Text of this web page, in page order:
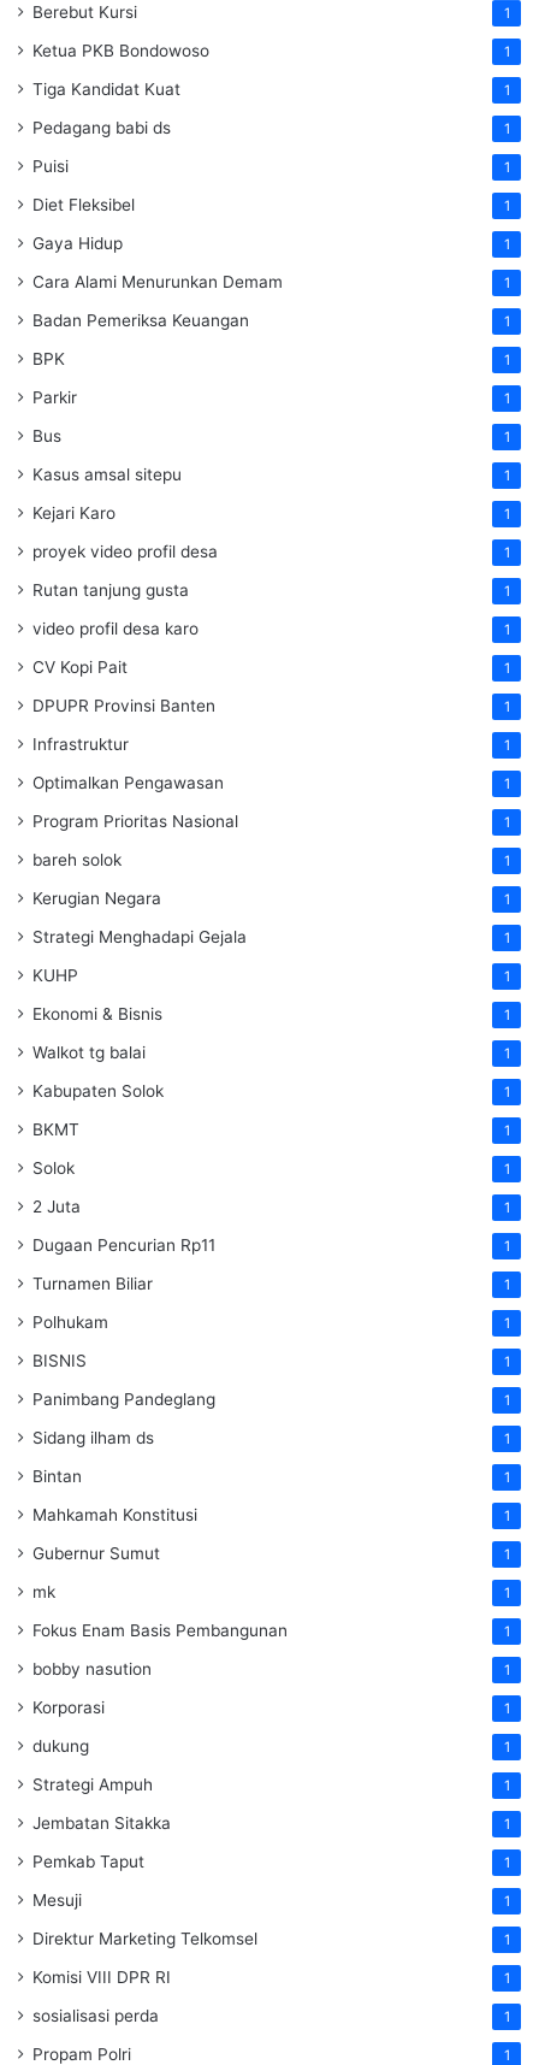
Berebut Kursi 1
Ketua PKB Bondowoso 1
Tiga Kandidat Kuat 1
Pedagang babi ds 1
Puisi 1
Diet Fleksibel 1
Gaya Hidup 1
Cara Alami Menurunkan Demam 1
Badan Pemeriksa Keuangan 1
BPK 1
Parkir 1
Bus 1
Kasus amsal sitepu 1
Kejari Karo 1
proyek video profil desa 1
Rutan tanjung gusta 1
video profil desa karo 1
CV Kopi Pait 1
DPUPR Provinsi Banten 1
Infrastruktur 1
Optimalkan Pengawasan 1
Program Prioritas Nasional 1
bareh solok 1
Kerugian Negara 1
Strategi Menghadapi Gejala 1
KUHP 1
Ekonomi & Bisnis 1
Walkot tg balai 1
Kabupaten Solok 1
BKMT 1
Solok 1
2 Juta 1
Dugaan Pencurian Rp11 1
Turnamen Biliar 1
Polhukam 1
BISNIS 1
Panimbang Pandeglang 1
Sidang ilham ds 1
Bintan 1
Mahkamah Konstitusi 1
Gubernur Sumut 1
mk 1
Fokus Enam Basis Pembangunan 1
bobby nasution 1
Korporasi 1
dukung 1
Strategi Ampuh 1
Jembatan Sitakka 1
Pemkab Taput 1
Mesuji 1
Direktur Marketing Telkomsel 1
Komisi VIII DPR RI 1
sosialisasi perda 1
Propam Polri 1